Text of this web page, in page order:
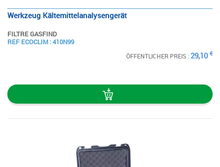
Werkzeug Kältemittelanalysengerät
FILTRE GASFIND
REF ECOCLIM : 410N99
ÖFFENTLICHER PREIS : 29,10 €